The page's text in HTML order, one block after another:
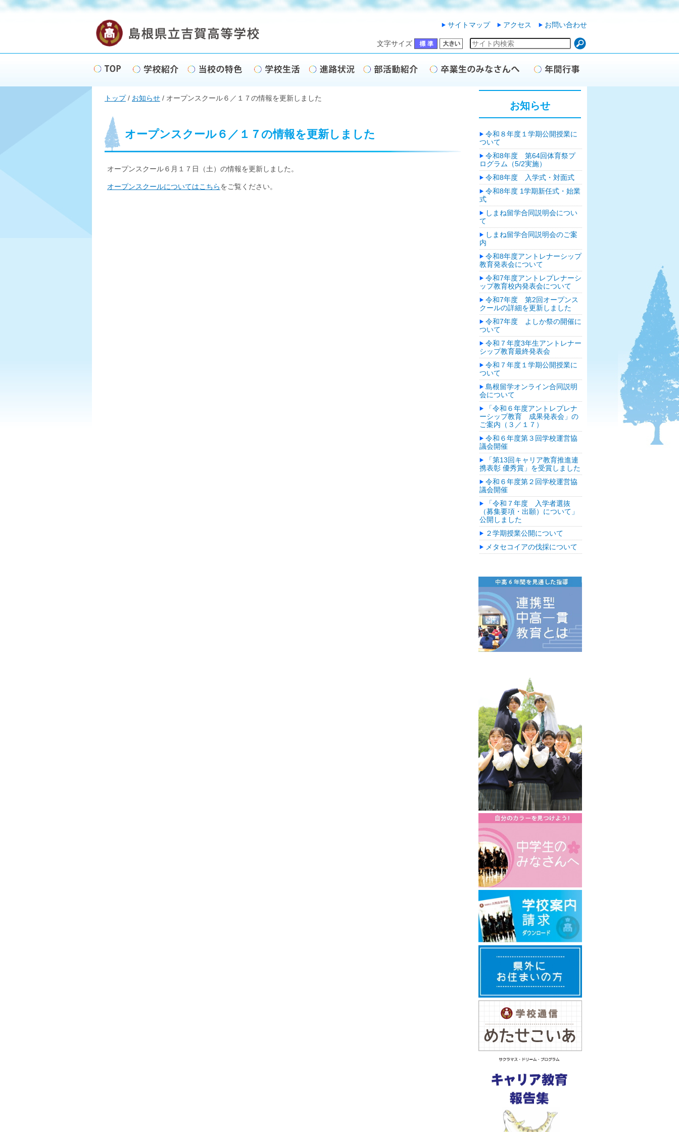
このページの本文へ
サイトマップ アクセス お問い合わせ
文字サイズ
現
位
置：
トップ/ お知らせ / オープンスクール６／１７の情報を更新しました
オープンスクール６／１７の情報を更新しました
オープンスクール６月１７日（土）の情報を更新しました。
オープンスクールについてはこちらをご覧ください。
お知らせ
令和８年度１学期公開授業に
ついて
令和8年度 第64回体育祭プ
ログラム（5/2実施）
令和8年度 入学式・対面式
令和8年度 1学期新任式・始業
式
しまね留学合同説明会につい
て
しまね留学合同説明会のご案
内
令和8年度アントレナーシップ
教育発表会について
令和7年度アントレプレナーシ
ップ教育校内発表会について
令和7年度 第2回オープンス
クールの詳細を更新しました
令和7年度 よしか祭の開催に
ついて
令和７年度3年生アントレナー
シップ教育最終発表会
令和７年度１学期公開授業に
ついて
島根留学オンライン合同説明
会について
「令和６年度アントレプレナ
ーシップ教育 成果発表会」の
ご案内（３／１７）
令和６年度第３回学校運営協
議会開催
「第13回キャリア教育推進連
携表彰 優秀賞」を受賞しました
令和６年度第２回学校運営協
議会開催
「令和７年度 入学者選抜
（募集要項・出願）について」
公開しました
２学期授業公開について
メタセコイアの伐採について